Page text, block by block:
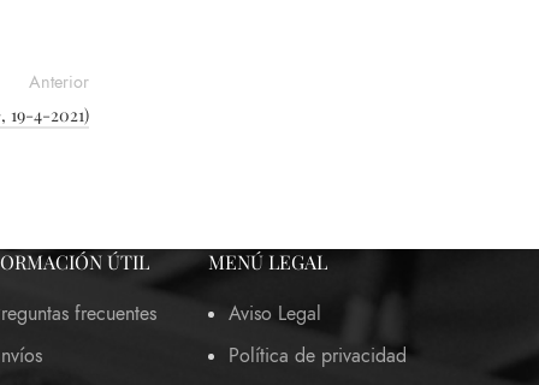
Anterior
4-2021)
ÚTIL
frecuentes
MENÚ LEGAL
Aviso Legal
Política de privacidad